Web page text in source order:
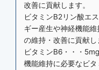
改善に貢献します。
ビタミンB2リン酸エ
ギー産生や神経機能
の維持・改善に貢献し
ビタミンB6・・・
機能維持に必要なビ